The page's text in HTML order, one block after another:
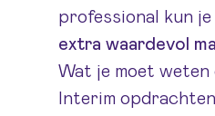
professional kun
extra waardevol
Wat je moet
Interim